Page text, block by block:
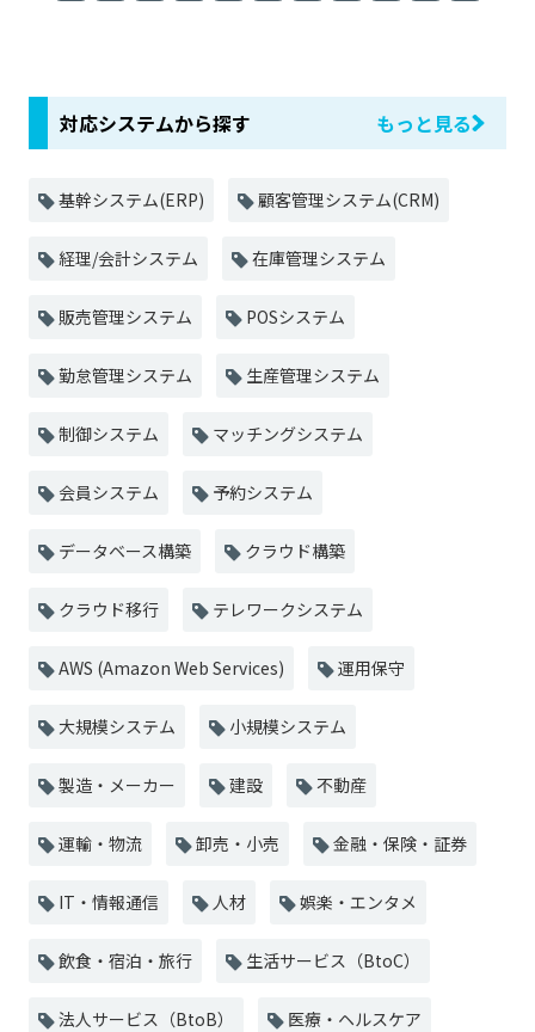
対応システムから探す もっと見る
基幹システム(ERP) 顧客管理システム(CRM)
経理/会計システム 在庫管理システム
販売管理システム POSシステム
勤怠管理システム 生産管理システム
制御システム マッチングシステム
会員システム 予約システム
データベース構築 クラウド構築
クラウド移行 テレワークシステム
AWS (Amazon Web Services) 運用保守
大規模システム 小規模システム
製造・メーカー 建設 不動産
運輸・物流 卸売・小売 金融・保険・証券
IT・情報通信 人材 娯楽・エンタメ
飲食・宿泊・旅行 生活サービス（BtoC）
法人サービス（BtoB） 医療・ヘルスケア